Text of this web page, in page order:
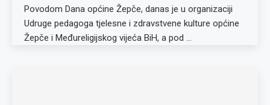
Povodom Dana općine Žepče, danas je u organizaciji
Udruge pedagoga tjelesne i zdravstvene kulture općine
Žepče i Međureligijskog vijeća BiH, a pod …